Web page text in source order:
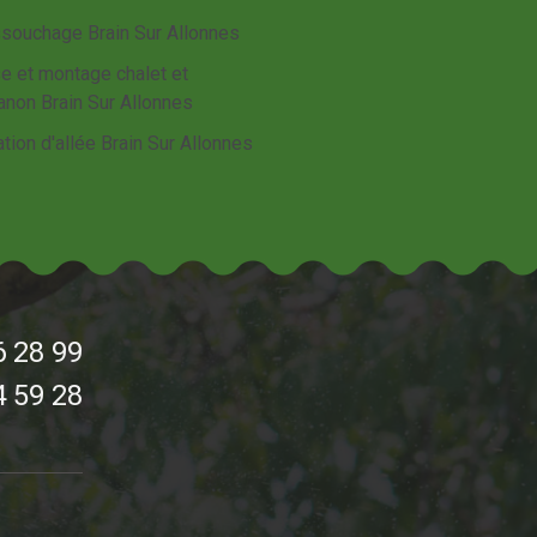
Brain Sur Allonnes
et montage chalet et
Brain Sur Allonnes
d'allée Brain Sur Allonnes
28 99
59 28